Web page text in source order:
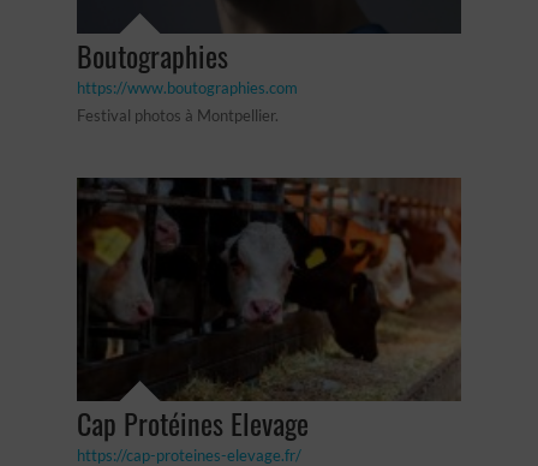
Boutographies
https://www.boutographies.com
Festival photos à Montpellier.
Cap Protéines Elevage
https://cap-proteines-elevage.fr/